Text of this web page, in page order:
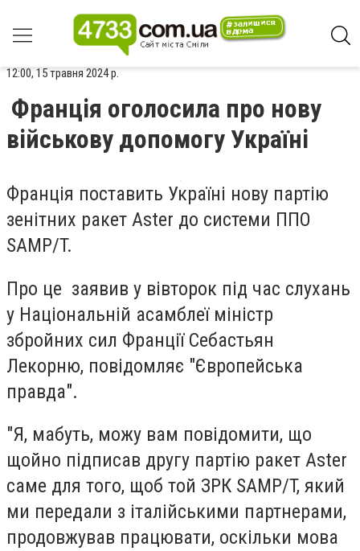
12:00, 15 травня 2024 р.
Франція оголосила про нову
військову допомогу Україні
Франція поставить Україні нову партію
зенітних ракет Aster до системи ППО
SAMP/T.
Про це заявив у вівторок під час слухань
у Національній асамблеї міністр
збройних сил Франції Себастьян
Лекорню, повідомляє "Європейська
правда".
"Я, мабуть, можу вам повідомити, що
щойно підписав другу партію ракет Aster
саме для того, щоб той ЗРК SAMP/T, який
ми передали з італійськими партнерами,
продовжував працювати, оскільки мова